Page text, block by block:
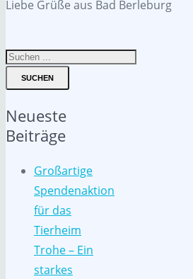
Liebe Grüße aus Bad Berleburg
SUCHEN
Neueste
Beiträge
Großartige
Spendenaktion
für das
Tierheim
Trohe – Ein
starkes